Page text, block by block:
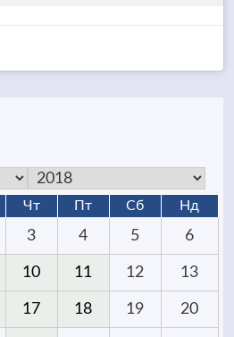
Чт Пт Сб Нд
3 4 5 6
10 11 12 13
17 18 19 20